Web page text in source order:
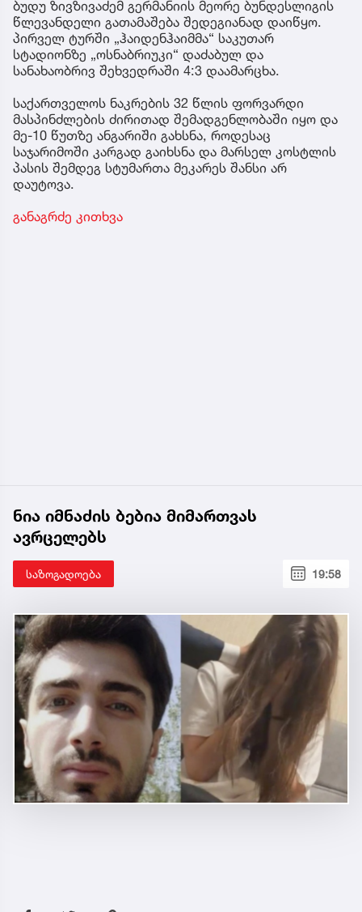
ბუდუ ზივზივაძემ გერმანიის მეორე ბუნდესლიგის
წლევანდელი გათამაშება შედეგიანად დაიწყო.
პირველ ტურში „ჰაიდენჰაიმმა“ საკუთარ
სტადიონზე „ოსნაბრიუკი“ დაძაბულ და
სანახაობრივ შეხვედრაში 4:3 დაამარცხა.
საქართველოს ნაკრების 32 წლის ფორვარდი
მასპინძლების ძირითად შემადგენლობაში იყო და
მე-10 წუთზე ანგარიში გახსნა, როდესაც
საჯარიმოში კარგად გაიხსნა და მარსელ კოსტლის
პასის შემდეგ სტუმართა მეკარეს შანსი არ
დაუტოვა.
განაგრძე კითხვა
ნია იმნაძის ბებია მიმართვას
ავრცელებს
საზოგადოება 19:58